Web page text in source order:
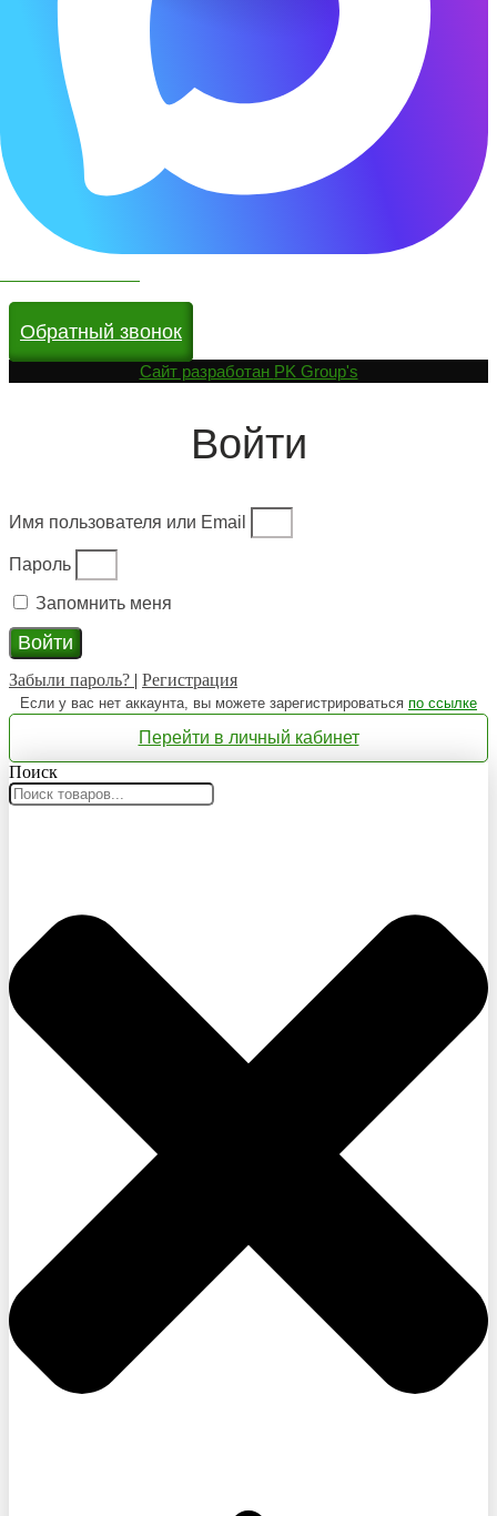
Обратный звонок
Cайт разработан PK Group's
Войти
Имя пользователя или Email
Пароль
Запомнить меня
Войти
Забыли пароль? | Регистрация
Если у вас нет аккаунта, вы можете зарегистрироваться по ссылке
Перейти в личный кабинет
Поиск